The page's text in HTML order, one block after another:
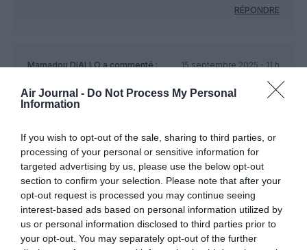
Air Journal - Do Not Process My Personal
Information
If you wish to opt-out of the sale, sharing to third parties, or
processing of your personal or sensitive information for
targeted advertising by us, please use the below opt-out
section to confirm your selection. Please note that after your
opt-out request is processed you may continue seeing
interest-based ads based on personal information utilized by
us or personal information disclosed to third parties prior to
your opt-out. You may separately opt-out of the further
RÉPONDRE
Mamadou DIALLOa commenté :
15 septembre 2025 - 11 h
07 min
Honte surtout aux apprentis sorciers qui ont créé ces races
souci de la santé ou du bien-être à venir de ces animaux.
Ce n’est pas un hasard si ces chiens sont fréquemment
abandonnés ou maltraités: leurs acheteurs ne les adoptent
pas par amour des animaux mais par caprice éphémère,
effet de mode ou pour le paraître social.
Cette femme ne s’est même pas renseignée correctement
avant d’acheter son billet d’avion. Elle aurait au moins pu
prévoir une solution alternative pour confier son chien à la